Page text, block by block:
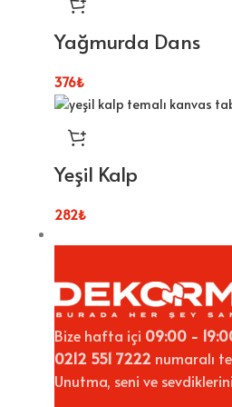
Yağmurda Dans
376₺
Yeşil Kalp
282₺
Bize hafta içi 09:00 -
0212 551 7222 numaralı
Unutma, seni ve